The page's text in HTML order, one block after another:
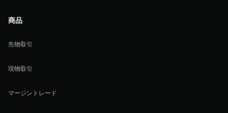
商品
先物取引
現物取引
マージントレード